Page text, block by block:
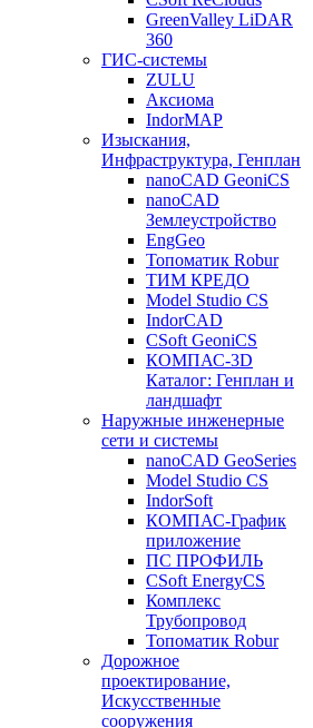
GreenValley LiDAR
360
ГИС-системы
ZULU
Аксиома
IndorMAP
Изыскания,
Инфраструктура, Генплан
nanoCAD GeoniCS
nanoCAD
Землеустройство
EngGeo
Топоматик Robur
ТИМ КРЕДО
Model Studio CS
IndorCAD
CSoft GeoniCS
КОМПАС-3D
Каталог: Генплан и
ландшафт
Наружные инженерные
сети и системы
nanoCAD GeoSeries
Model Studio CS
IndorSoft
КОМПАС-График
приложение
ПС ПРОФИЛЬ
CSoft EnergyCS
Комплекс
Трубопровод
Топоматик Robur
Дорожное
проектирование,
Искусственные
сооружения